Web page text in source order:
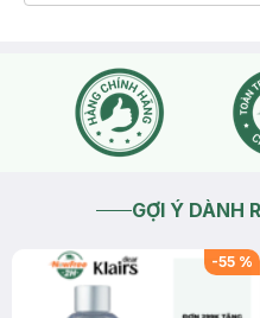
GỢI Ý DÀNH
-55 %